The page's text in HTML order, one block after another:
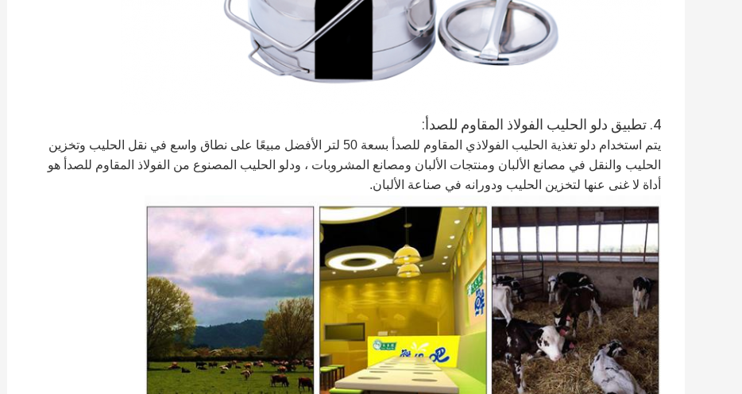
4. تطبيق دلو الحليب الفولاذ المقاوم للصدأ:
يتم استخدام دلو تغذية الحليب الفولاذي المقاوم للصدأ بسعة 50 لتر الأفضل مبيعًا على نطاق واسع في نقل الحليب وتخزين
الحليب والنقل في مصانع الألبان ومنتجات الألبان ومصانع المشروبات ، ودلو الحليب المصنوع من الفولاذ المقاوم للصدأ هو
أداة لا غنى عنها لتخزين الحليب ودورانه في صناعة الألبان.